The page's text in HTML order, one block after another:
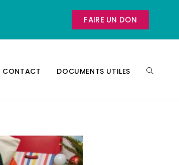
FAIRE UN DON
CONTACT DOCUMENTS UTILES